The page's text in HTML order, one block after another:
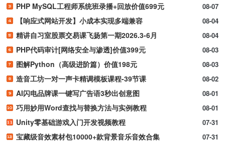
08-07
PHP MySQL工程师系统班录播+回放价值699元
08-04
【响应式网站开发】小成本实现多端兼容
08-04
精讲自习室股票交易课飞扬第一期2026.3-6月
08-03
PHP代码审计[网络安全与渗透]价值399元
08-03
图解Python（高级进阶篇）价值198元
08-02
造音工坊一对一声卡精调模板课程-39节课
08-01
AI闪电品牌课一键写广告语3秒出创意图
08-01
巧用妙用Word查找与替换方法与实例教程
07-31
Unity零基础游戏入门开发视频教程
07-31
宝藏级音效素材包10000+款背景音乐音效合集